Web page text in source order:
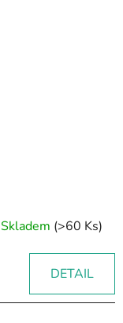
Skladem (>60 Ks)
DETAIL